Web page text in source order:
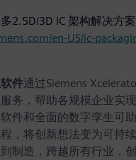
2.5D/3D IC 架构解决方
en-US/ic-
件通过Siemens
务，帮助各规模企业实现
件和全面的数字孪生可
，将创新想法变为可持
制造，跨越所有行业，创